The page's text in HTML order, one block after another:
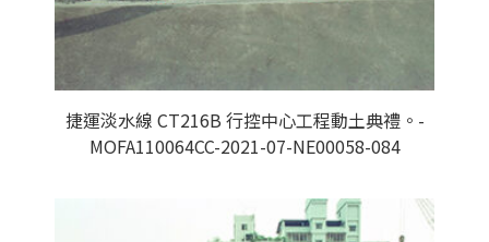
捷運淡水線 CT216B 行控中心工程動土典禮。-
MOFA110064CC-2021-07-NE00058-084